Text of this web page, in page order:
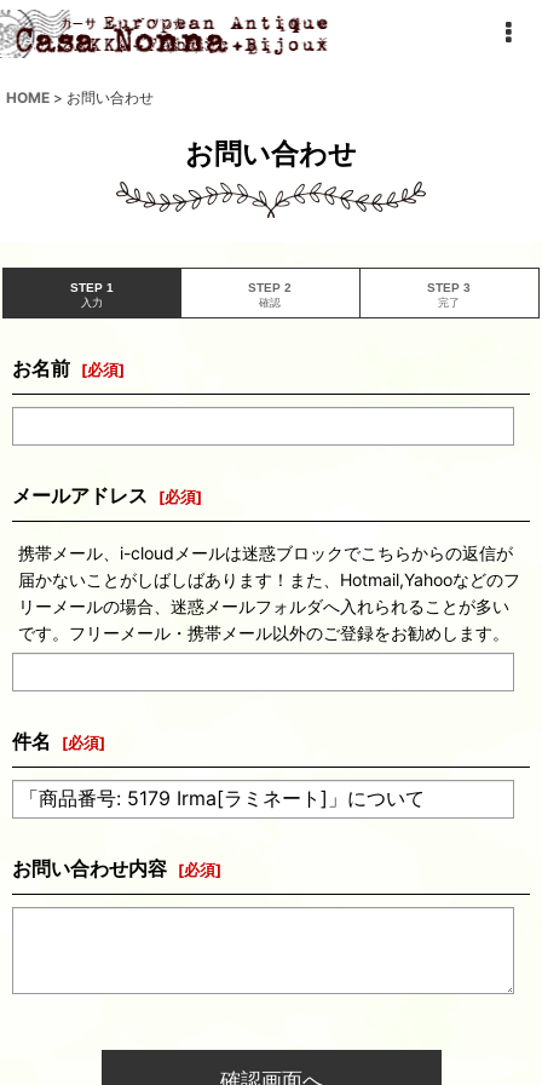
HOME > お問い合わせ
お問い合わせ
STEP 1
入力
STEP 2
確認
STEP 3
完了
お名前 [必須]
メールアドレス [必須]
携帯メール、i-cloudメールは迷惑ブロックでこちらからの返信が
届かないことがしばしばあります！また、Hotmail,Yahooなどのフ
リーメールの場合、迷惑メールフォルダへ入れられることが多い
です。フリーメール・携帯メール以外のご登録をお勧めします。
件名 [必須]
お問い合わせ内容 [必須]
確認画面へ